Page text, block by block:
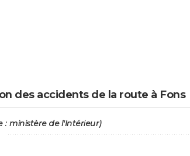
des accidents de la route à Fons
: ministère de l'Intérieur)